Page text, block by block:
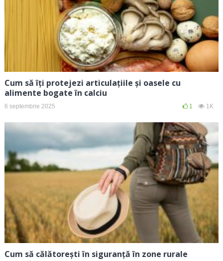
Cum să îți protejezi articulațiile și oasele cu
alimente bogate în calciu
6 septembrie 2025 1 1K
Cum să călătorești în siguranță în zone rurale